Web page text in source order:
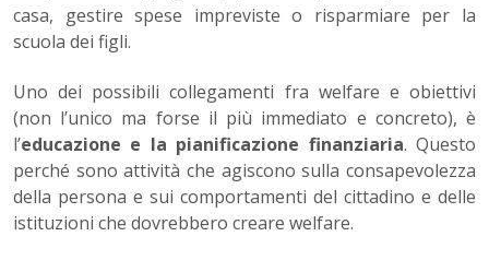
casa, gestire spese impreviste o risparmiare per la
scuola dei figli.
Uno dei possibili collegamenti fra welfare e obiettivi
(non l’unico ma forse il più immediato e concreto), è
l’educazione e la pianificazione finanziaria. Questo
perché sono attività che agiscono sulla consapevolezza
della persona e sui comportamenti del cittadino e delle
istituzioni che dovrebbero creare welfare.